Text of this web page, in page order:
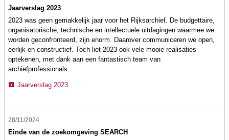
Jaarverslag 2023
2023 was geen gemakkelijk jaar voor het Rijksarchief. De budgettaire,
organisatorische, technische en intellectuele uitdagingen waarmee we
worden geconfronteerd, zijn enorm. Daarover communiceren we open,
eerlijk en constructief. Toch liet 2023 ook vele mooie realisaties
optekenen, met dank aan een fantastisch team van
archiefprofessionals.
Jaarverslag 2023
28/11/2024
Einde van de zoekomgeving SEARCH